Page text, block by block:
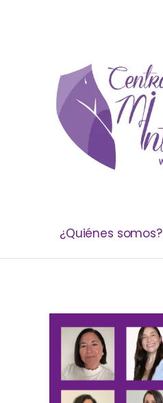
¿Quiénes somos?